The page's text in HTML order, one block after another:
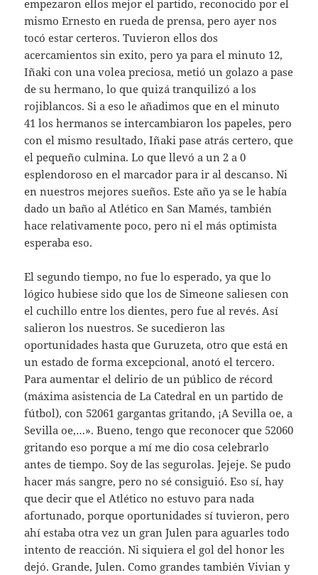
empezaron ellos mejor el partido, reconocido por el
mismo Ernesto en rueda de prensa, pero ayer nos
tocó estar certeros. Tuvieron ellos dos
acercamientos sin exito, pero ya para el minuto 12,
Iñaki con una volea preciosa, metió un golazo a pase
de su hermano, lo que quizá tranquilizó a los
rojiblancos. Si a eso le añadimos que en el minuto
41 los hermanos se intercambiaron los papeles, pero
con el mismo resultado, Iñaki pase atrás certero, que
el pequeño culmina. Lo que llevó a un 2 a 0
esplendoroso en el marcador para ir al descanso. Ni
en nuestros mejores sueños. Este año ya se le había
dado un baño al Atlético en San Mamés, también
hace relativamente poco, pero ni el más optimista
esperaba eso.
El segundo tiempo, no fue lo esperado, ya que lo
lógico hubiese sido que los de Simeone saliesen con
el cuchillo entre los dientes, pero fue al revés. Así
salieron los nuestros. Se sucedieron las
oportunidades hasta que Guruzeta, otro que está en
un estado de forma excepcional, anotó el tercero.
Para aumentar el delirio de un público de récord
(máxima asistencia de La Catedral en un partido de
fútbol), con 52061 gargantas gritando, ¡A Sevilla oe, a
Sevilla oe,…». Bueno, tengo que reconocer que 52060
gritando eso porque a mí me dio cosa celebrarlo
antes de tiempo. Soy de las segurolas. Jejeje. Se pudo
hacer más sangre, pero no sé consiguió. Eso sí, hay
que decir que el Atlético no estuvo para nada
afortunado, porque oportunidades sí tuvieron, pero
ahí estaba otra vez un gran Julen para aguarles todo
intento de reacción. Ni siquiera el gol del honor les
dejó. Grande, Julen. Como grandes también Vivian y